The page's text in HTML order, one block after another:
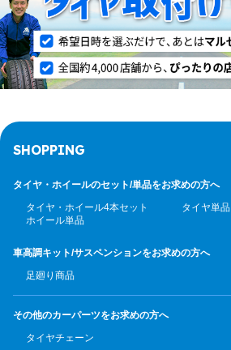
SHOPPING
タイヤ・ホイールのセット/単品をお求めの方へ
タイヤ・ホイール4本セット
タイヤ単品
ホイール単品
車高調キット/サスペンションをお求めの方へ
足廻り商品
その他のカーパーツをお求めの方へ
タイヤチェーン